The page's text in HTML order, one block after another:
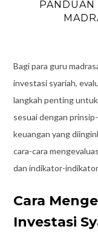
Bagi para guru
investasi syariah,
langkah penting
sesuai dengan
keuangan yang
cara-cara
dan indikator-
Cara
Investasi